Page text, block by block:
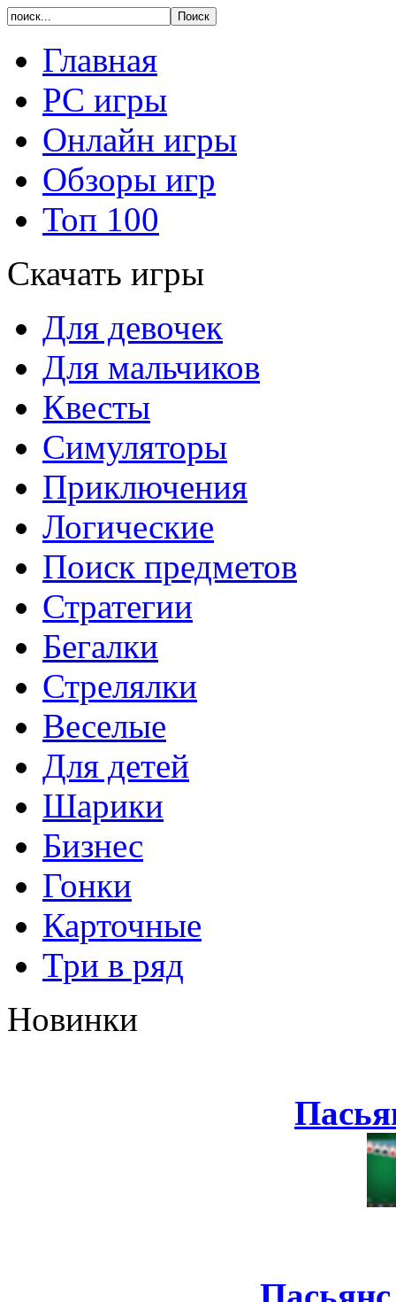
Главная
PC игры
Онлайн игры
Обзоры игр
Топ 100
Скачать игры
Для девочек
Для мальчиков
Квесты
Симуляторы
Приключения
Логические
Поиск предметов
Стратегии
Бегалки
Стрелялки
Веселые
Для детей
Шарики
Бизнес
Гонки
Карточные
Три в ряд
Новинки